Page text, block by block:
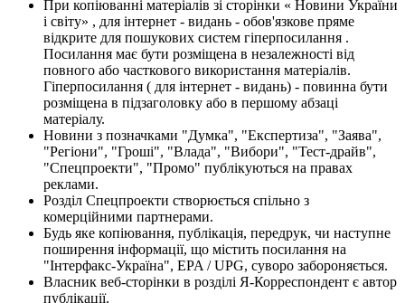
При копіюванні матеріалів зі сторінки « Новини України
і світу» , для інтернет - видань - обов'язкове пряме
відкрите для пошукових систем гіперпосилання .
Посилання має бути розміщена в незалежності від
повного або часткового використання матеріалів.
Гіперпосилання ( для інтернет - видань) - повинна бути
розміщена в підзаголовку або в першому абзаці
матеріалу.
Новини з позначками "Думка", "Експертиза", "Заява",
"Регіони", "Гроші", "Влада", "Вибори", "Тест-драйв",
"Спецпроекти", "Промо" публікуються на правах
реклами.
Розділ Спецпроекти створюється спільно з
комерційними партнерами.
Будь яке копіювання, публікація, передрук, чи наступне
поширення інформації, що містить посилання на
"Інтерфакс-Україна", EPA / UPG, суворо забороняється.
Власник веб-сторінки в розділі Я-Корреспондент є автор
публікації.